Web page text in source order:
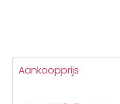
Aankoopprijs